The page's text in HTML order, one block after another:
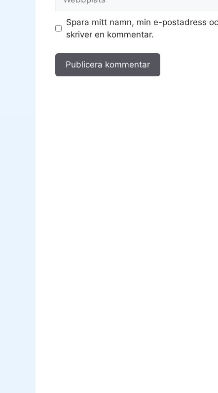
Spara mitt namn, min e-postadress
skriver en kommentar.